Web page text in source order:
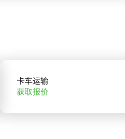
卡车运输
获取报价